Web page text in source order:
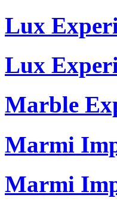
Lux
Lux
Marble
Marmi
Marmi